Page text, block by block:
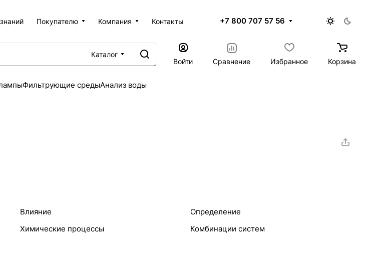
Покупателю Компания Контакты +7 800 707 57 56
Каталог
Войти
Сравнение Избранное Корзина
Фильтрующие средыАнализ воды
Влияние
Определение
Химические процессы Комбинации систем